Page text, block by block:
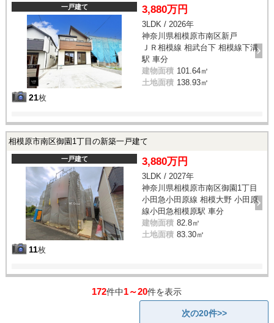
一戸建て
21枚
3,880万円
3LDK / 2026年
神奈川県相模原市南区新戸
ＪＲ相模線 相武台下 相模線下溝
駅 車分
建物面積 101.64㎡
土地面積 138.93㎡
相模原市南区御園1丁目の新築一戸建て
一戸建て
11枚
3,880万円
3LDK / 2027年
神奈川県相模原市南区御園1丁目
小田急小田原線 相模大野 小田原
線小田急相模原駅 車分
建物面積 82.8㎡
土地面積 83.30㎡
172件中1～20件を表示
次の20件>>